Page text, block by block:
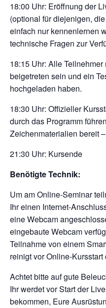
18:00 Uhr: Eröffnung der
(optional für diejenigen,
einfach nur kennenlernen
technische Fragen zur
18:15 Uhr: Alle
beigetreten sein und ein
hochgeladen haben.
18:30 Uhr: Offizieller
durch das Programm
Zeichenmaterialien bereit
21:30 Uhr: Kursende
Benötigte Technik:
Um am Online-Seminar
Ihr einen Internet-
eine Webcam
eingebaute Webcam
Teilnahme von einem
reinigt vor Online-
Achtet bitte auf gute
Ihr werdet vor Start der
bekommen, Eure